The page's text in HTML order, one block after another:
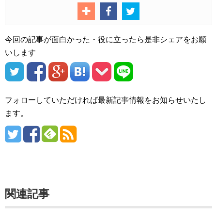
今回の記事が面白かった・役に立ったら是非シェアをお願
いします
フォローしていただければ最新記事情報をお知らせいたし
ます。
関連記事